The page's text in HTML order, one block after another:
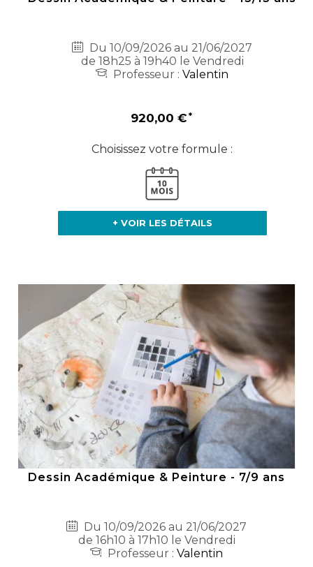
Du 10/09/2026 au 21/06/2027
de 18h25 à 19h40 le Vendredi
Professeur :Valentin
920,00 €
Choisissez votre formule :
+ VOIR LES DÉTAILS
Dessin Académique & Peinture - 7/9 ans
Du 10/09/2026 au 21/06/2027
de 16h10 à 17h10 le Vendredi
Professeur : Valentin